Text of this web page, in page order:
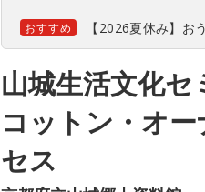
おすすめ 【2026夏休み】お
山城生活文化
コットン・オ
セス